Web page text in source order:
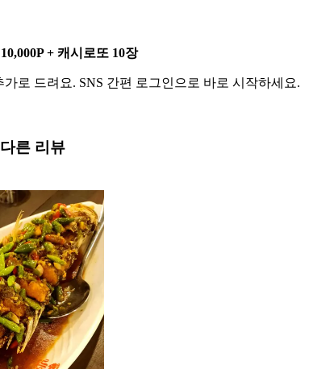
+ 캐시로또 10장
가로 드려요. SNS 간편 로그인으로 바로 시작하세요.
른 리뷰